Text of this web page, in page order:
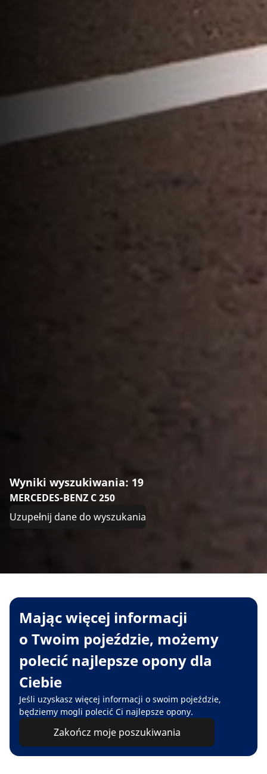
Wyniki wyszukiwania: 19
MERCEDES-BENZ C 250
Uzupełnij dane do wyszukania
Mając więcej informacji
o Twoim pojeździe, możemy
polecić najlepsze opony dla
Ciebie
Jeśli uzyskasz więcej informacji o swoim pojeździe,
będziemy mogli polecić Ci najlepsze opony.
Zakończ moje poszukiwania